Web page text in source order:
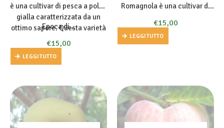
è una cultivar di pesca a polpa
gialla caratterizzata da un
ottimo sapore. Questa varietà
presenta frutti di elevate
dimensioni, tondeggianti. La
buccia è di colore
Epoca di…
€15,00
LEGGI TUTTO
Romagnola è una cultivar di
presenta un’allegagione
piuttosto scarsa. La cultivar
€15,00
LEGGI TUTTO